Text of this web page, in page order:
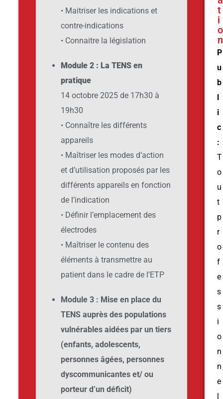
• Maitriser les indications et
contre-indications
• Connaitre la législation
Module 2 : La TENS en
pratique
14 octobre 2025 de 17h30 à
19h30
• Connaître les différents
appareils
• Maîtriser les modes d’action
et d’utilisation proposés par les
différents appareils en fonction
de l’indication
• Définir l’emplacement des
électrodes
• Maîtriser le contenu des
éléments à transmettre au
patient dans le cadre de l’ETP
Module 3 : Mise en place du
TENS auprès des populations
vulnérables aidées par un tiers
(enfants, adolescents,
personnes âgées, personnes
dyscommunicantes et/ ou
porteur d’un déficit)
t
i
o
n
P
u
b
i
c
:
T
o
u
t
p
r
o
f
e
s
s
i
o
n
n
e